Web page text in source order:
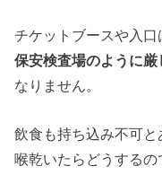
チケットブースや入口
保安検査場のように厳
なりません。
飲食も持ち込み不可
喉乾いたらどうするの